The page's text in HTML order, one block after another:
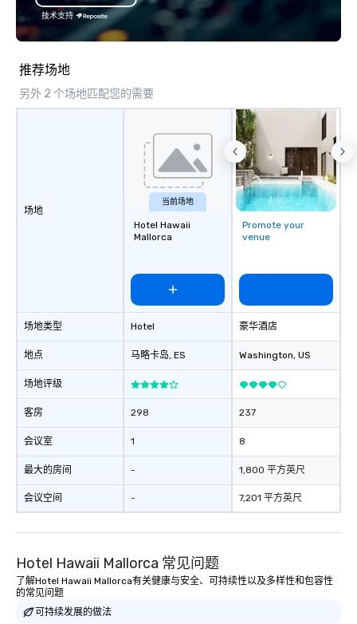
incentive trip, a corporate event, or a
group tour, we ensure every
experience is personalized, efficient,
Porto, the Algarve to the Douro Valley,
Portugal Views DMC crafts unique and
immersive journeys designed to meet
技术支持
推荐场地
另外 2 个场地匹配您的需要
场地
场地类型
地点
场地评级
客房
会议室
最大的房间
会议空间
当前场地
Hotel Hawaii
Mallorca
Hotel
马略卡岛, ES
298
1
-
-
Promote your
venue
豪华酒店
Washington, US
237
8
1,800 平方英尺
7,201 平方英尺
Hotel Hawaii Mallorca 常见问题
了解Hotel Hawaii Mallorca有关健康与安全、可持续性以及多样性和包容性
的常见问题
可持续发展的做法